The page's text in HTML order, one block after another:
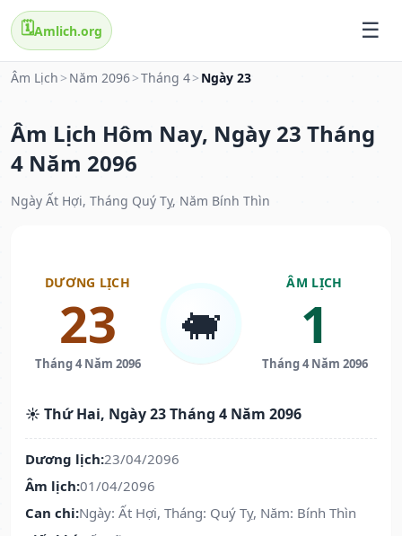
🗓️Amlich.org
Âm Lịch > Năm 2096>Tháng 4> Ngày 23
Âm Lịch Hôm Nay, Ngày 23 Tháng
4 Năm 2096
Ngày Ất Hợi, Tháng Quý Tỵ, Năm Bính Thìn
DƯƠNG LỊCH
23
Tháng 4 Năm 2096
🐖
ÂM LỊCH
1
Tháng 4 Năm 2096
☀️ Thứ Hai, Ngày 23 Tháng 4 Năm 2096
Dương lịch:23/04/2096
Âm lịch:01/04/2096
Can chi:Ngày: Ất Hợi, Tháng: Quý Tỵ, Năm: Bính Thìn